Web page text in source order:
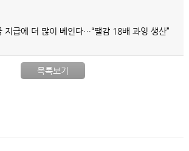
지급에 더 많이 베인다…“땔감 18배 과잉 생산”
목록보기